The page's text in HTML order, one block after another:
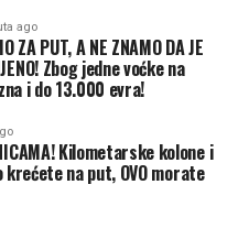
ago
ZA PUT, A NE ZNAMO DA JE
Zbog jedne voćke na
i do 13.000 evra!
Kilometarske kolone i
na put, OVO morate